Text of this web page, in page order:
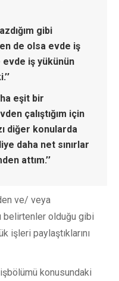
gibi
de olsa evde iş
evde iş yükünün
eşit bir
çalıştığım için
diğer konularda
daha net sınırlar
attım.’’
ve/ veya
belirtenler olduğu gibi
işleri paylaştıklarını
işbölümü konusundaki